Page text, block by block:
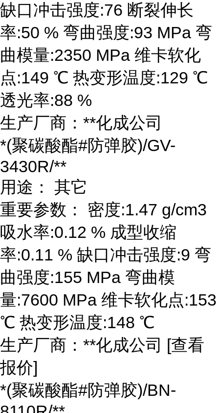
缺口冲击强度:76 断裂伸长
率:50 % 弯曲强度:93 MPa 弯
曲模量:2350 MPa 维卡软化
点:149 ℃ 热变形温度:129 ℃
透光率:88 %
生产厂商：**化成公司
*(聚碳酸酯#防弹胶)/GV-
3430R/**
用途： 其它
重要参数： 密度:1.47 g/cm3
吸水率:0.12 % 成型收缩
率:0.11 % 缺口冲击强度:9 弯
曲强度:155 MPa 弯曲模
量:7600 MPa 维卡软化点:153
℃ 热变形温度:148 ℃
生产厂商：**化成公司 [查看
报价]
*(聚碳酸酯#防弹胶)/BN-